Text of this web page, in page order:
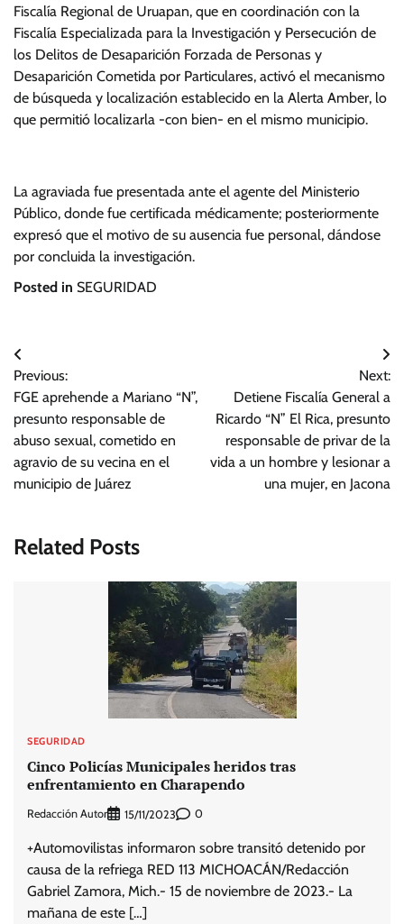
Fiscalía Regional de Uruapan, que en coordinación con la
Fiscalía Especializada para la Investigación y Persecución de
los Delitos de Desaparición Forzada de Personas y
Desaparición Cometida por Particulares, activó el mecanismo
de búsqueda y localización establecido en la Alerta Amber, lo
que permitió localizarla -con bien- en el mismo municipio.
La agraviada fue presentada ante el agente del Ministerio
Público, donde fue certificada médicamente; posteriormente
expresó que el motivo de su ausencia fue personal, dándose
por concluida la investigación.
Posted in SEGURIDAD
Navegación
de
entradas
Previous:
FGE aprehende a Mariano “N”,
presunto responsable de
abuso sexual, cometido en
agravio de su vecina en el
municipio de Juárez
Next:
Detiene Fiscalía General a
Ricardo “N” El Rica, presunto
responsable de privar de la
vida a un hombre y lesionar a
una mujer, en Jacona
Related Posts
SEGURIDAD
Cinco Policías Municipales heridos tras
enfrentamiento en Charapendo
Redacción Autor 15/11/2023 0
+Automovilistas informaron sobre transitó detenido por
causa de la refriega RED 113 MICHOACÁN/Redacción
Gabriel Zamora, Mich.- 15 de noviembre de 2023.- La
mañana de este […]